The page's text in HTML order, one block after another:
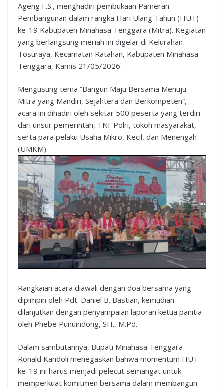
Ageng F.S., menghadiri pembukaan Pameran
Pembangunan dalam rangka Hari Ulang Tahun (HUT)
ke-19 Kabupaten Minahasa Tenggara (Mitra). Kegiatan
yang berlangsung meriah ini digelar di Kelurahan
Tosuraya, Kecamatan Ratahan, Kabupaten Minahasa
Tenggara, Kamis 21/05/2026.
Mengusung tema “Bangun Maju Bersama Menuju
Mitra yang Mandiri, Sejahtera dan Berkompeten”,
acara ini dihadiri oleh sekitar 500 peserta yang terdiri
dari unsur pemerintah, TNI-Polri, tokoh masyarakat,
serta para pelaku Usaha Mikro, Kecil, dan Menengah
(UMKM).
Rangkaian acara diawali dengan doa bersama yang
dipimpin oleh Pdt. Daniel B. Bastian, kemudian
dilanjutkan dengan penyampaian laporan ketua panitia
oleh Phebe Punuindong, SH., M.Pd.
Dalam sambutannya, Bupati Minahasa Tenggara
Ronald Kandoli menegaskan bahwa momentum HUT
ke-19 ini harus menjadi pelecut semangat untuk
memperkuat komitmen bersama dalam membangun